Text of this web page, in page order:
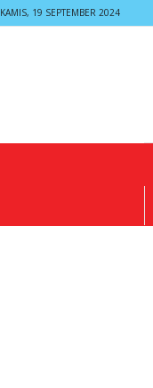
KAMIS, 19 SEPTEMBER 2024